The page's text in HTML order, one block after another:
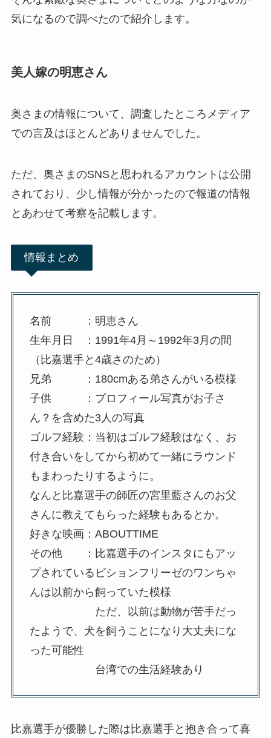
気になるので調べたので紹介します。
美人嫁の明恵さん
奥さまの情報について、調査したところメディア
での言及はほとんどありませんでした。
ただ、奥さまのSNSと思われるアカウントは公開
されており、少し情報が分かったので報道の情報
とあわせて考察を記載します。
情報まとめ
名前 ：明恵さん
生年月日 ：1991年4月～1992年3月の間
（比嘉選手と4歳さのため）
兄弟 ：180cmある弟さんがいる模様
子供 ：プロフィール写真がお子さ
ん？を含めた3人の写真
ゴルフ経験：当初はゴルフ経験はなく、お
付き合いをしてから初めて一緒にラウンド
もまわったりするように。
なんと比嘉選手の師匠の宮里藍さんのお父
さんに教えてもらった経験もあるとか。
好きな映画：ABOUTTIME
その他 ：比嘉選手のインスタにもアッ
プされているビションフリーゼのワンちゃ
んは以前から飼っていた模様
ただ、以前は動物が苦手だっ
たようで、犬を飼うことになり大丈夫にな
った可能性
台湾での生活経験あり
比嘉選手が優勝した際は比嘉選手と抱き合って喜